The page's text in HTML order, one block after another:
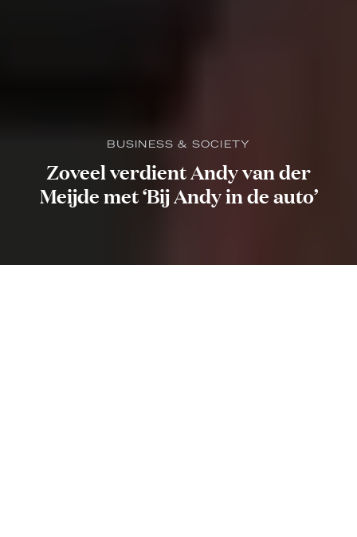
BUSINESS & SOCIETY
Zoveel verdient Andy van der
Meijde met ‘Bij Andy in de auto’